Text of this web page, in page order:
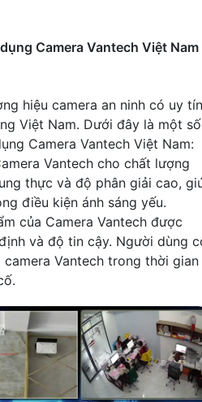
Camera Vantech Việt Nam
hiệu camera an ninh có uy tín
Việt Nam. Dưới đây là một số
Camera Vantech Việt Nam:
Vantech cho chất lượng
thực và độ phân giải cao,
điều kiện ánh sáng yếu.
của Camera Vantech được
và độ tin cậy. Người dùng
Vantech trong thời gian